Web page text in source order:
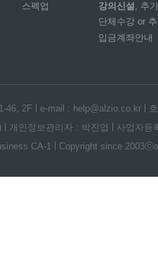
스펙업 강의신설 , 추
단체수강 or
입금계좌안내
46, 2F e-mail : help@alzio.co.kr
개인정보관리자 : 박진엽
사업자등
CA-1
Copyright since